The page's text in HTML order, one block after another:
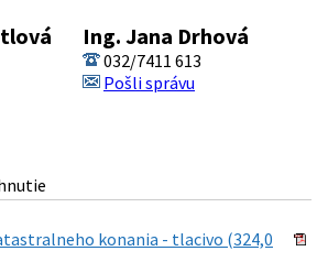
Ing. Jana Drhová
032/7411 613
Pošli správu
konania - tlacivo (324,0